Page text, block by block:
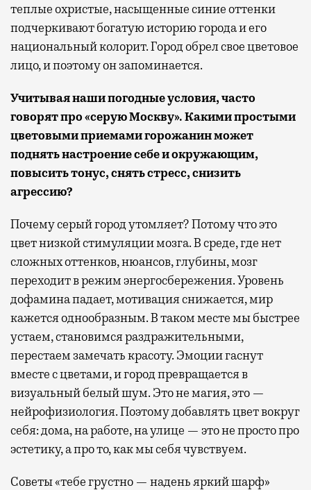
теплые охристые, насыщенные синие оттенки
подчеркивают богатую историю города и его
национальный колорит. Город обрел свое цветовое
лицо, и поэтому он запоминается.
Учитывая наши погодные условия, часто
говорят про «серую Москву». Какими простыми
цветовыми приемами горожанин может
поднять настроение себе и окружающим,
повысить тонус, снять стресс, снизить
агрессию?
Почему серый город утомляет? Потому что это
цвет низкой стимуляции мозга. В среде, где нет
сложных оттенков, нюансов, глубины, мозг
переходит в режим энергосбережения. Уровень
дофамина падает, мотивация снижается, мир
кажется однообразным. В таком месте мы быстрее
устаем, становимся раздражительными,
перестаем замечать красоту. Эмоции гаснут
вместе с цветами, и город превращается в
визуальный белый шум. Это не магия, это —
нейрофизиология. Поэтому добавлять цвет вокруг
себя: дома, на работе, на улице — это не просто про
эстетику, а про то, как мы себя чувствуем.
Советы «тебе грустно — надень яркий шарф»